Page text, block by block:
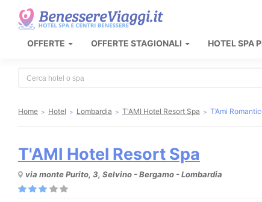
OFFERTE OFFERTE STAGIONALI HOTEL SPA
Home Hotel Lombardia T'AMI Hotel Resort Spa T’Ami
T'AMI Hotel Resort Spa
via monte Purito, 3, Selvino - Bergamo - Lombardia